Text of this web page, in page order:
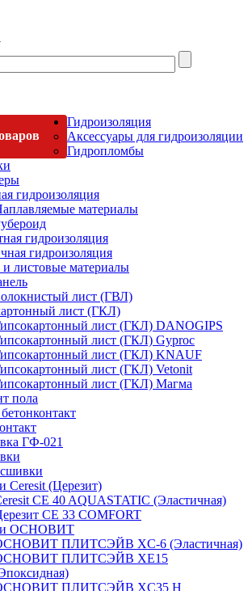
Гидроизоляция
Аксессуары для гидроизоляции
Гидропломбы
гидроизоляция
материалы
гидроизоляция
гидроизоляция
и листовые материалы
лист (ГВЛ)
лист (ГКЛ)
лист (ГКЛ) DANOGIPS
лист (ГКЛ) Gyproc
лист (ГКЛ) KNAUF
лист (ГКЛ) Vetonit
лист (ГКЛ) Магма
пола
ГФ-021
Ceresit (Церезит)
CE 40 AQUASTATIC (Эластичная)
CE 33 COMFORT
ОСНОВИТ
ПЛИТСЭЙВ XC-6 (Эластичная)
ПЛИТСЭЙВ XЕ15
ПЛИТСЭЙВ XС35 Н